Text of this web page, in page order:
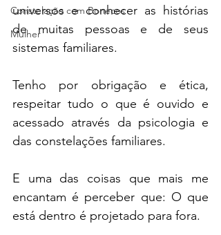
Constelação com Bonecos
Mulher
universos e conhecer as histórias
de muitas pessoas e de seus
sistemas familiares.
Tenho por obrigação e ética,
respeitar tudo o que é ouvido e
acessado através da psicologia e
das constelações familiares.
E uma das coisas que mais me
encantam é perceber que: O que
está dentro é projetado para fora.